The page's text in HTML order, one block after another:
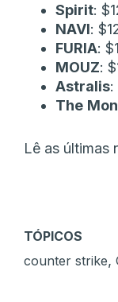
Spirit:
NAVI:
FURIA:
MOUZ:
Astralis:
The
Lê as últimas
TÓPICOS
counter strike,